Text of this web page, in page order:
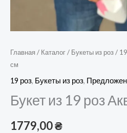
Главная / Каталог/ Букеты из роз/
см
19 роз, Букеты из роз,
Букет из 19 роз
1779,00₴